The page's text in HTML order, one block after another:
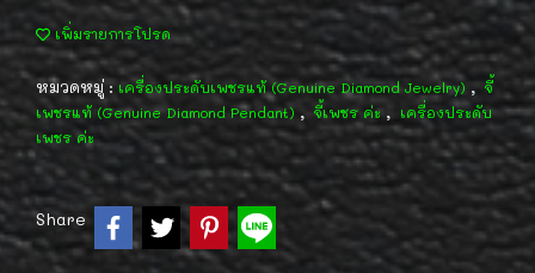
เพิ่มรายการโปรด
หมวดหมู่ : เครื่องประดับเพชรแท้ (Genuine Diamond Jewelry) , จี้
เพชรแท้ (Genuine Diamond Pendant) , จี้เพชร ค่ะ , เครื่องประดับ
เพชร ค่ะ
Share